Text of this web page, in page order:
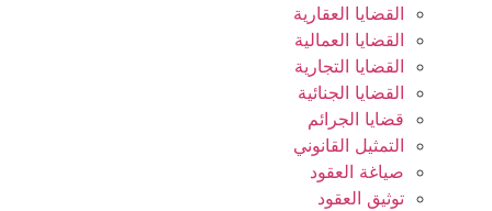
القضايا العقارية
القضايا العمالية
القضايا التجارية
القضايا الجنائية
قضايا الجرائم
التمثيل القانوني
صياغة العقود
توثيق العقود